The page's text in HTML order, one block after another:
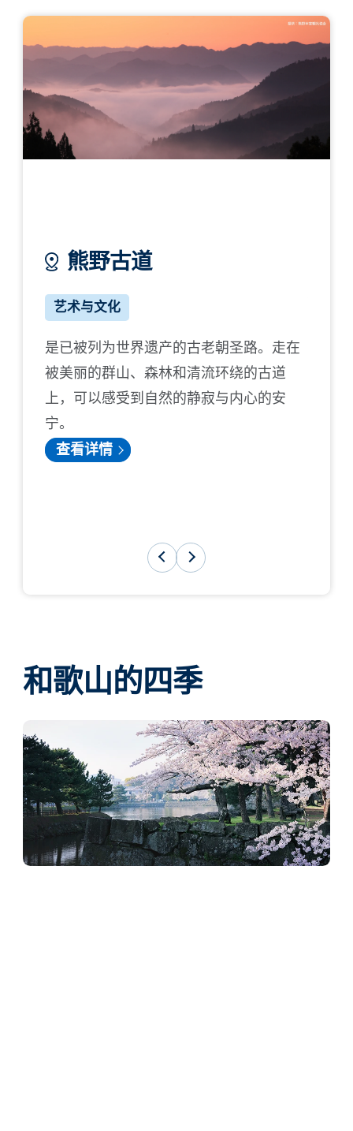
熊野古道
艺术与文化
是已被列为世界遗产的古老朝圣路。走在
被美丽的群山、森林和清流环绕的古道
上，可以感受到自然的静寂与内心的安
宁。
查看详情
和歌山的四季